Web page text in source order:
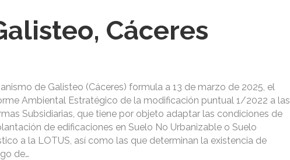
Cáceres
de Galisteo (Cáceres) formula a 13 de marzo de 2025, el
Ambiental Estratégico de la modificación puntual 1/2022 a las
Subsidiarias, que tiene por objeto adaptar las condiciones de
de edificaciones en Suelo No Urbanizable o Suelo
a la LOTUS, así como las que determinan la existencia de
de…